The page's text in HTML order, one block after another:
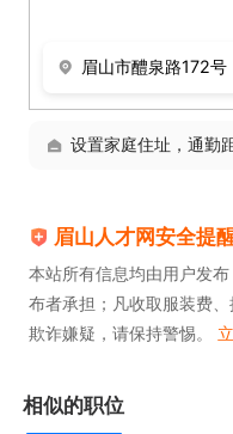
眉山市醴泉路172号
设置家庭住址，通勤
眉山人才网安全提
本站所有信息均由用户发
布者承担；凡收取服装费
欺诈嫌疑，请保持警惕。
相似的职位